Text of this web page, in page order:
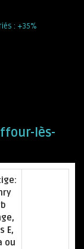
: +35%
lès-
E,
ou